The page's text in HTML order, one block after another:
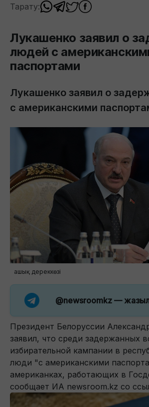
Тарату:
Лукашенко заявил о
людей с
паспортами
Лукашенко заявил о
с американскими
ашық дереккөзі
@newsroomkz —
Президент Белоруссии
заявил, что среди задержанных
избирательной кампании в
люди "с американскими
американках, работающих в
сообщает ИА newsroom.kz со